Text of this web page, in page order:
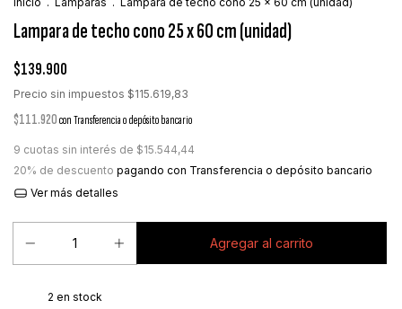
Lampara de techo cono 25 x 60 cm (unidad)
$139.900
Precio sin impuestos $115.619,83
$111.920conTransferencia o depósito bancario
9 cuotas sin interés de $15.544,44
20% de descuento pagando con Transferencia o depósito bancario
Ver más detalles
2 en stock